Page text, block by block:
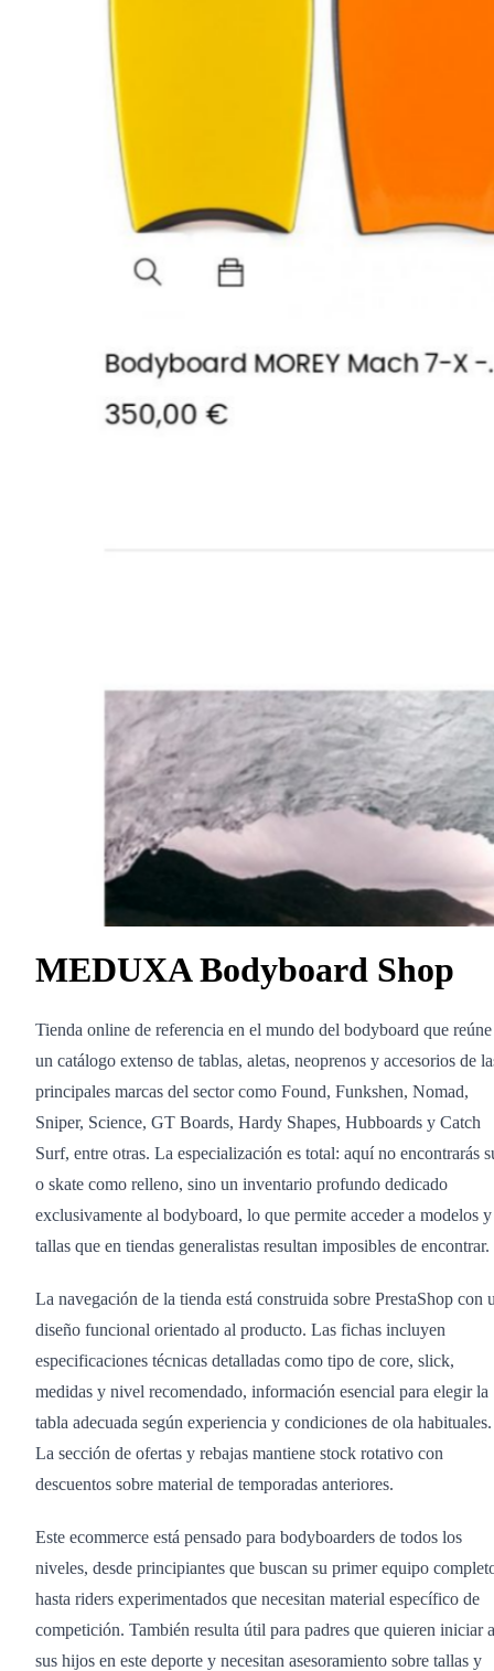
MEDUXA Bodyboard Shop
Tienda online de referencia en el mundo del bodyboard que reúne
un catálogo extenso de tablas, aletas, neoprenos y accesorios de
principales marcas del sector como Found, Funkshen, Nomad,
Sniper, Science, GT Boards, Hardy Shapes, Hubboards y Catch
Surf, entre otras. La especialización es total: aquí no encontrarás
o skate como relleno, sino un inventario profundo dedicado
exclusivamente al bodyboard, lo que permite acceder a modelos y
tallas que en tiendas generalistas resultan imposibles de encontrar.
La navegación de la tienda está construida sobre PrestaShop con
diseño funcional orientado al producto. Las fichas incluyen
especificaciones técnicas detalladas como tipo de core, slick,
medidas y nivel recomendado, información esencial para elegir la
tabla adecuada según experiencia y condiciones de ola habituales.
La sección de ofertas y rebajas mantiene stock rotativo con
descuentos sobre material de temporadas anteriores.
Este ecommerce está pensado para bodyboarders de todos los
niveles, desde principiantes que buscan su primer equipo
hasta riders experimentados que necesitan material específico de
competición. También resulta útil para padres que quieren iniciar a
sus hijos en este deporte y necesitan asesoramiento sobre tallas y